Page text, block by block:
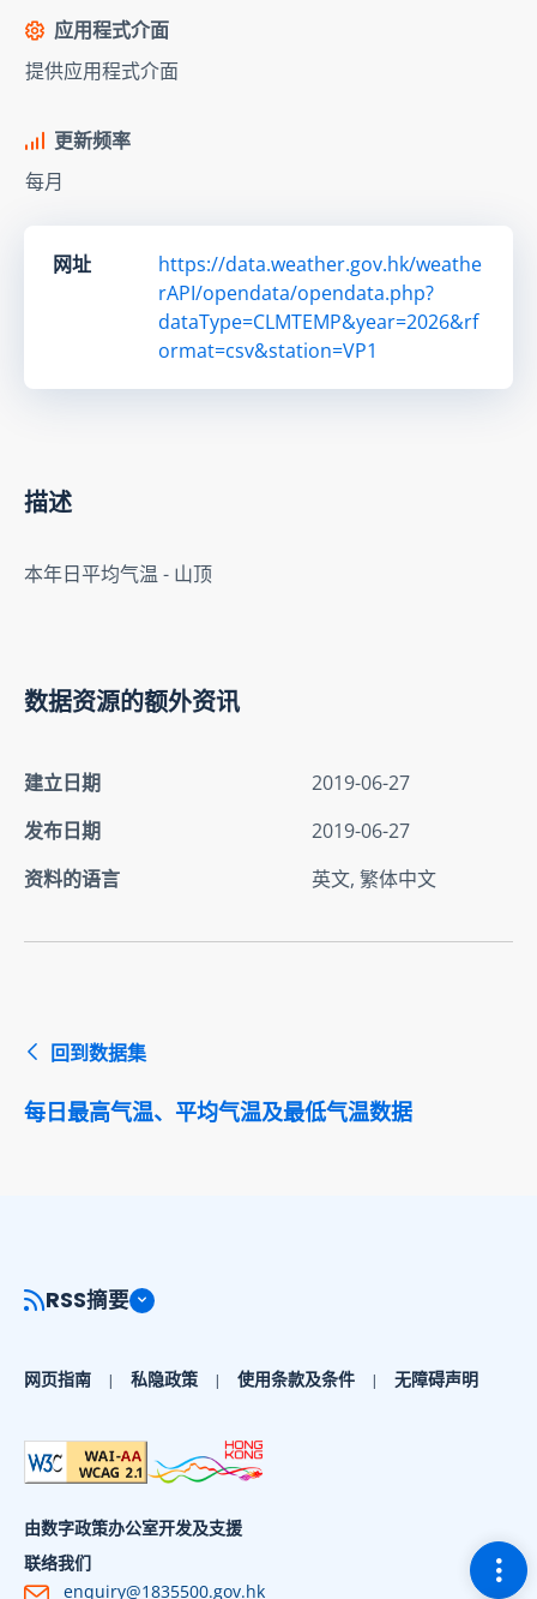
应用程式介面
提供应用程式介面
更新频率
每月
网址
https://data.weather.gov.hk/weathe
rAPI/opendata/opendata.php?
dataType=CLMTEMP&year=2026&rf
ormat=csv&station=VP1
描述
本年日平均气温 - 山顶
数据资源的额外资讯
建立日期
2019-06-27
发布日期
2019-06-27
资料的语言
英文, 繁体中文
回到数据集
每日最高气温、平均气温及最低气温数据
切
RSS摘要
网页指南 私隐政策 使用条款及条件 无障碍声明
由数字政策办公室开发及支援
联络我们
enquiry@1835500.gov.hk